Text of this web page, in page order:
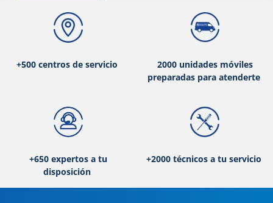
+500 centros de servicio
2000 unidades móviles
preparadas para atenderte
+650 expertos a tu
disposición
+2000 técnicos a tu servicio